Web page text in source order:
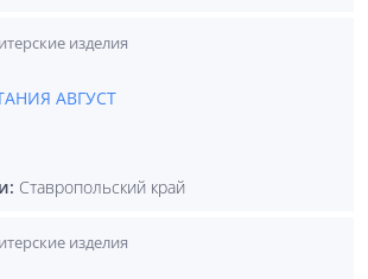
изделия
АВГУСТ
Ставропольский край
изделия